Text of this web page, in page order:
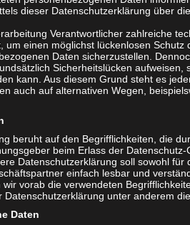
zu bieten.
im Stadtteil entstanden durch
u.a. am Marktplatz Olven I, am
Chaussee, auf dem
Hans-Grade-Straße.
der Uferzone des
Maßnahmen zur Rettung der
Spaziergang durch unseren
erhielten wir die Nachricht, dass
Matthias Schiemann,
dieser Datenschutzerklärung über
Verantwortlicher zahlreiche
um einen möglichst lückenlosen Schutz
Daten sicherzustellen.
Sicherheitslücken aufweisen,
kann. Aus diesem Grund steht es
auch auf alternativen Wegen,
beruht auf den Begrifflichkeiten, die
beim Erlass der
Datenschutzerklärung soll sowohl für
einfach lesbar und
vorab die verwendeten
Datenschutzerklärung unter anderem
Daten